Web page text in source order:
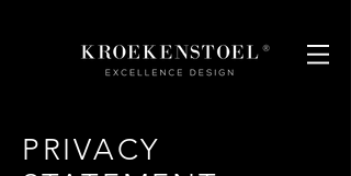
PRIVACY